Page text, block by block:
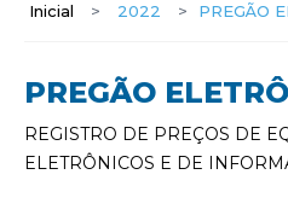
Inicial > 2022 > PREGÃO
PREGÃO
REGISTRO DE PREÇOS DE
ELETRÔNICOS E DE